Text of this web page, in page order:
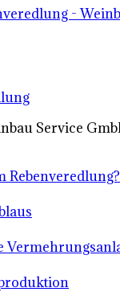
-
Service
Rebenveredlung?